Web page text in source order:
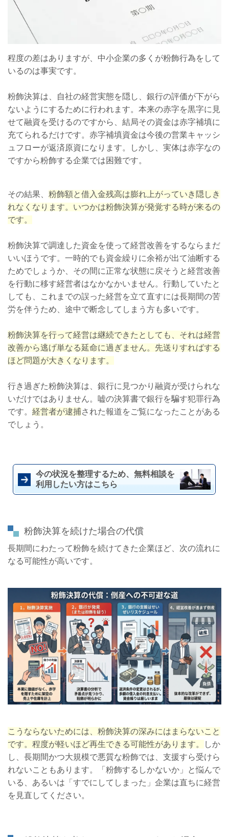
程度の差はありますが、中小企業の多くが粉飾行為をして
いるのは事実です。
粉飾決算は、自社の経営実態を隠し、銀行の評価が下がら
ないようにするために行われます。本来の赤字を黒字に見
せて融資を受けるのですから、結局その資金は赤字補填に
充てられるだけです。赤字補填資金は今後の営業キャッシ
ュフローが返済原資になります。しかし、実体は赤字なの
ですから粉飾する企業では困難です。
その結果、 粉飾額と借入金残高は膨れ上がっていき隠しき
れなくなります。いつかは粉飾決算が発覚する時が来るの
です。
粉飾決算で調達した資金を使って経営改善をするならまだ
いいほうです。一時的でも資金繰りに余裕が出て油断する
ためでしょうか、その間に正常な状態に戻そうと経営改善
を行動に移す経営者はなかなかいません。行動していたと
しても、これまでの誤った経営を立て直すには長期間の苦
労を伴うため、途中で断念してしまう方も多いです。
粉飾決算を行って経営は継続できたとしても、それは経営
改善から逃げ単なる延命に過ぎません。先送りすればする
ほど問題が大きくなります。
行き過ぎた粉飾決算は、銀行に見つかり融資が受けられな
いだけではありません。嘘の決算書で銀行を騙す犯罪行為
です。 経営者が逮捕された報道をご覧になったことがある
でしょう。
今の状況を整理するため、無料相談を
利用したい方はこちら
粉飾決算を続けた場合の代償
長期間にわたって粉飾を続けてきた企業ほど、次の流れに
なる可能性が高いです。
こうならないためには、粉飾決算の深みにはまらないこと
です。程度が軽いほど再生できる可能性があります。
しか
し、長期間かつ大規模で悪質な粉飾では、支援すら受けら
れないこともあります。「粉飾するしかないか」と悩んで
いる、あるいは「すでにしてしまった」企業は直ちに経営
を見直してください。